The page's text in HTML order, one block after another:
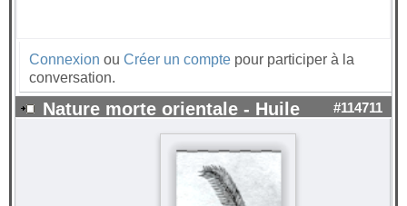
Connexion ou Créer un compte pour participer à la
conversation.
Nature morte orientale - Huile #114711